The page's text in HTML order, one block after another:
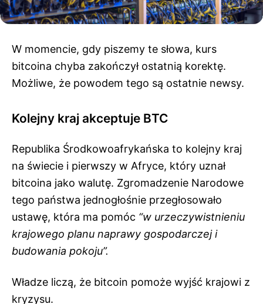
W momencie, gdy piszemy te słowa, kurs
bitcoina chyba zakończył ostatnią korektę.
Możliwe, że powodem tego są ostatnie newsy.
Kolejny kraj akceptuje BTC
Republika Środkowoafrykańska to kolejny kraj
na świecie i pierwszy w Afryce, który uznał
bitcoina jako walutę. Zgromadzenie Narodowe
tego państwa jednogłośnie przegłosowało
ustawę, która ma pomóc “w urzeczywistnieniu
krajowego planu naprawy gospodarczej i
budowania pokoju”.
Władze liczą, że bitcoin pomoże wyjść krajowi z
kryzysu.